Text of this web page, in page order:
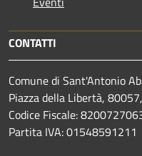
CONTATTI
Comune di Sant'Antonio
Piazza della Libertà,
Codice Fiscale:
Partita IVA: 01548591211